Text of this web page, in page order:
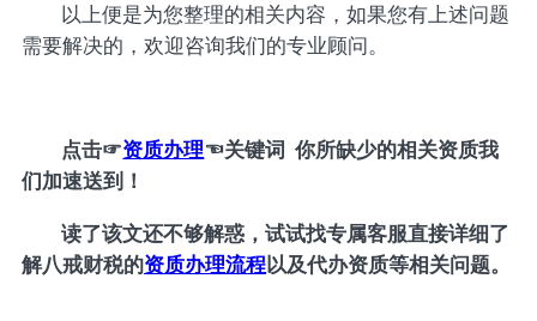
以上便是为您整理的相关内容，如果您有上述问题
需要解决的，欢迎咨询我们的专业顾问。
点击☞资质办理☜关键词 你所缺少的相关资质我
们加速送到！
读了该文还不够解惑，试试找专属客服直接详细了
解八戒财税的资质办理流程以及代办资质等相关问题。